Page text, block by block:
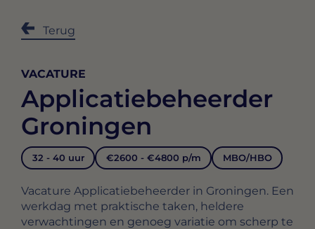
Terug
VACATURE
Applicatiebeheerder
Groningen
32 - 40 uur €2600 - €4800 p/m MBO/HBO
Vacature Applicatiebeheerder in Groningen. Een
werkdag met praktische taken, heldere
verwachtingen en genoeg variatie om scherp te